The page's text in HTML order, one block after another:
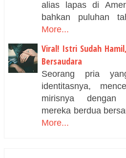
alias lapas di
bahkan puluhan
More...
Viral! Istri Sudah
Bersaudara
Seorang pria
identitasnya,
mirisnya dengan
mereka berdua
More...